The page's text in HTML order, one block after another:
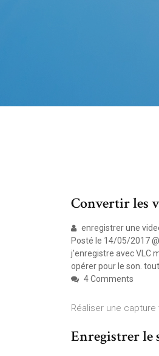
Convertir les
enregistrer une
Posté le 14/05/2017
j'enregistre avec VLC
opérer pour le son.
4 Comments
Réaliser une capture
Enregistrer le